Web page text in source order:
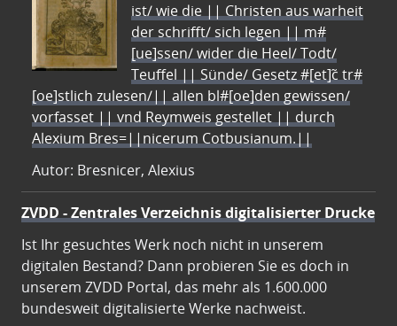
ist/ wie die || Christen aus warheit
der schrifft/ sich legen || m#
[ue]ssen/ wider die Heel/ Todt/
Teuffel || Sünde/ Gesetz #[et]c̃ tr#
[oe]stlich zulesen/|| allen bl#[oe]den gewissen/
vorfasset || vnd Reymweis gestellet || durch
Alexium Bres=||nicerum Cotbusianum.||
Autor: Bresnicer, Alexius
ZVDD - Zentrales Verzeichnis digitalisierter Drucke
Ist Ihr gesuchtes Werk noch nicht in unserem
digitalen Bestand? Dann probieren Sie es doch in
unserem ZVDD Portal, das mehr als 1.600.000
bundesweit digitalisierte Werke nachweist.